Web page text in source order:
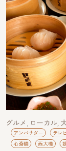
グルメ ローカル
アンバサダー テレ
心斎橋
西大橋